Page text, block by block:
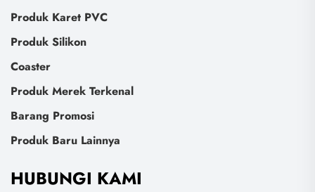
Produk Karet PVC
Produk Silikon
Coaster
Produk Merek Terkenal
Barang Promosi
Produk Baru Lainnya
HUBUNGI KAMI